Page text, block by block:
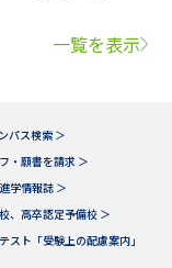
一覧を表示
パス検索 ＞
・願書を請求 ＞
学情報誌 ＞
、高卒認定予備校 ＞
スト「受験上の配慮案内」